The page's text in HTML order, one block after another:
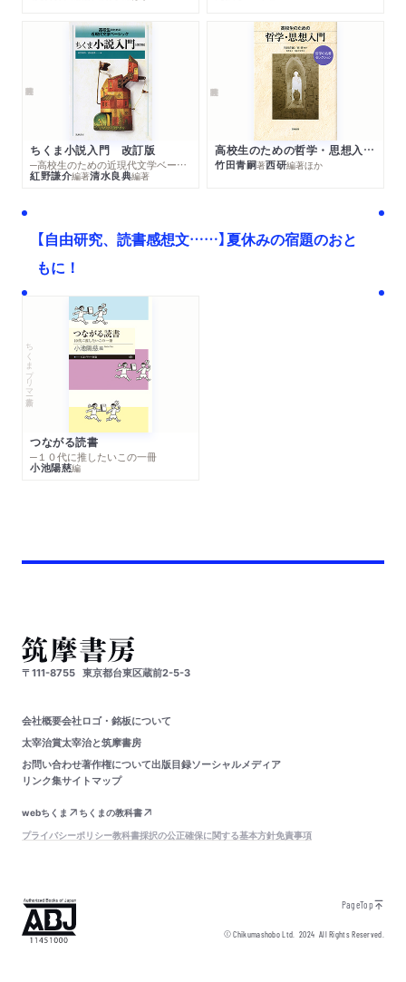
ちくま小説入門 改訂版
─高校生のための近現代文学ベーシック
紅野謙介編著清水良典編著
高校生のための哲学・思想入門 哲学の名著セレクション
竹田青嗣著西研編著ほか
【自由研究、読書感想文……】夏休みの宿題のおと
もに！
ちくまプリマー新書
つながる読書
─１０代に推したいこの一冊
小池陽慈編
〒111-8755 東京都台東区蔵前2-5-3
会社概要会社ロゴ・銘板について
太宰治賞太宰治と筑摩書房
お問い合わせ著作権について出版目録ソーシャルメディア
リンク集サイトマップ
webちくま
ちくまの教科書
プライバシーポリシー教科書採択の公正確保に関する基本方針免責事項
PageTop
© Chikumashobo Ltd.2024 All Rights Reserved.